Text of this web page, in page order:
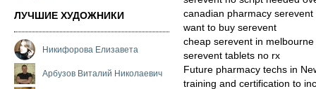
ЛУЧШИЕ ХУДОЖНИКИ
Никифорова Елизавета
Арбузов Виталий Николаевич
canadian pharmacy serevent
want to buy serevent
cheap serevent in melbourne
serevent tablets no rx
Future pharmacy techs in
training and certification to